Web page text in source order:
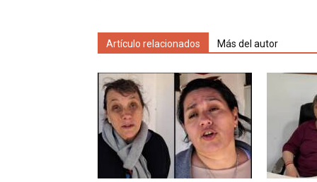
Artículo relacionados Más del autor